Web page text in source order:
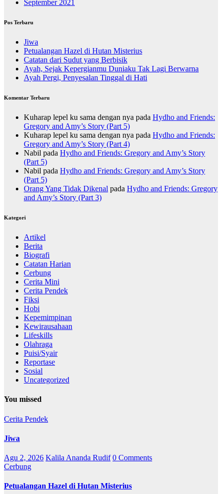
September 2021
Pos Terbaru
Jiwa
Petualangan Hazel di Hutan Misterius
Catatan dari Sudut yang Berbisik
Ayah, Sejak Kepergianmu Duniaku Tak Lagi Berwarna
Ayah Pergi, Penyesalan Tinggal di Hati
Komentar Terbaru
Kuharap lepel ku sama dengan nya pada Hydho and Friends:
Gregory and Amy’s Story (Part 5)
Kuharap lepel ku sama dengan nya pada Hydho and Friends:
Gregory and Amy’s Story (Part 4)
Nabil pada Hydho and Friends: Gregory and Amy’s Story
(Part 5)
Nabil pada Hydho and Friends: Gregory and Amy’s Story
(Part 5)
Orang Yang Tidak Dikenal pada Hydho and Friends: Gregory
and Amy’s Story (Part 3)
Kategori
Artikel
Berita
Biografi
Catatan Harian
Cerbung
Cerita Mini
Cerita Pendek
Fiksi
Hobi
Kepemimpinan
Kewirausahaan
Lifeskills
Olahraga
Puisi/Syair
Reportase
Sosial
Uncategorized
You missed
Cerita Pendek
Jiwa
Agu 2, 2026 Kalila Ananda Rudif 0 Comments
Cerbung
Petualangan Hazel di Hutan Misterius